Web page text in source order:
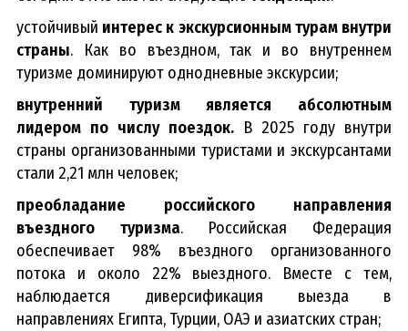
устойчивый интерес к экскурсионным турам внутри
страны. Как во въездном, так и во внутреннем
туризме доминируют однодневные экскурсии;
внутренний туризм является абсолютным
лидером по числу поездок. В 2025 году внутри
страны организованными туристами и экскурсантами
стали 2,21 млн человек;
преобладание российского направления
въездного туризма. Российская Федерация
обеспечивает 98% въездного организованного
потока и около 22% выездного. Вместе с тем,
наблюдается диверсификация выезда в
направлениях Египта, Турции, ОАЭ и азиатских стран;